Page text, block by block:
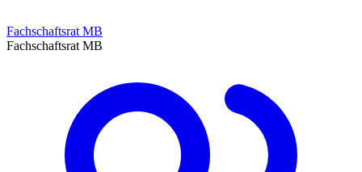
Fachschaftsrat MB
Fachschaftsrat MB